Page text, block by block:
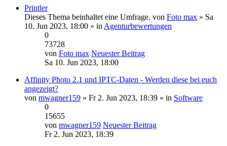
Printler
Dieses Thema beinhaltet eine Umfrage. von Foto max » Sa
10. Jun 2023, 18:00 » in Agenturbewertungen
0
73728
von Foto max Neuester Beitrag
Sa 10. Jun 2023, 18:00
Affinity Photo 2.1 und IPTC-Daten - Werden diese bei euch
angezeigt?
von mwagner159 » Fr 2. Jun 2023, 18:39 » in Software
0
15655
von mwagner159 Neuester Beitrag
Fr 2. Jun 2023, 18:39